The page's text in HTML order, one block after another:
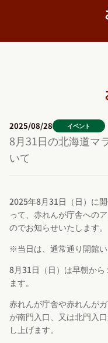
2025/08/28 イベント
8月31日の北海道マ
いて
2025年8月31日（日）に
って、赤れんが庁舎への
のでお知らせいたします。
※当日は、通常通り開館い
8月31日（日）は早朝か
ます。
赤れんが庁舎や赤れんが
が南門入口、又は北門入
し上げます。